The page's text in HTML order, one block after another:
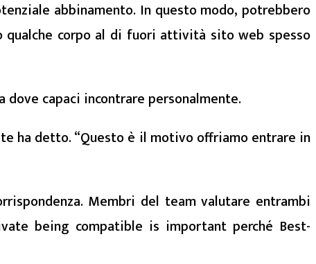
abbinamento. In questo modo, potrebbero
qualche corpo al di fuori attività sito web spesso
capaci incontrare personalmente.
ha detto. “Questo è il motivo offriamo entrare in
Membri del team valutare entrambi
being compatible is important perché Best-